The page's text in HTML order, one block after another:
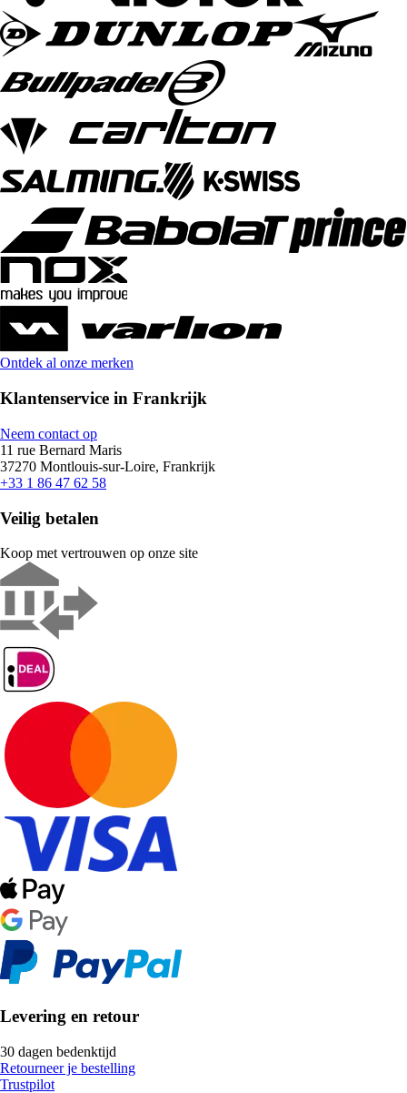
Ontdek al onze merken
Klantenservice in Frankrijk
Neem contact op
11 rue Bernard Maris
37270 Montlouis-sur-Loire, Frankrijk
+33 1 86 47 62 58
Veilig betalen
Koop met vertrouwen op onze site
Levering en retour
30 dagen bedenktijd
Retourneer je bestelling
Trustpilot